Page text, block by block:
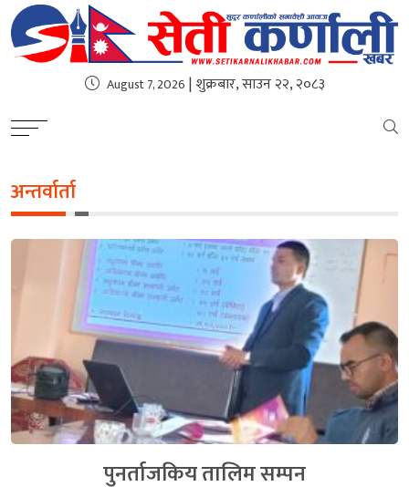
August 7, 2026 | शुक्रबार, साउन २२, २०८३
अन्तर्वार्ता
पुनर्ताजकिय तालिम सम्पन